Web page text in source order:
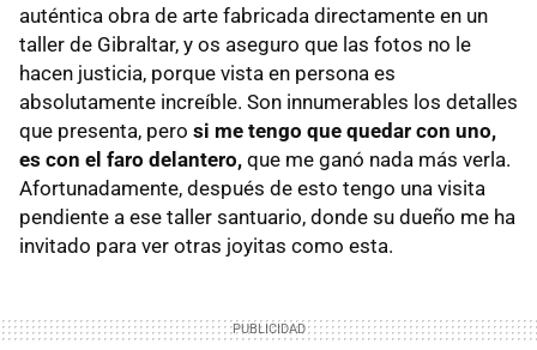
auténtica obra de arte fabricada directamente en un
taller de Gibraltar, y os aseguro que las fotos no le
hacen justicia, porque vista en persona es
absolutamente increíble. Son innumerables los detalles
que presenta, pero si me tengo que quedar con uno,
es con el faro delantero, que me ganó nada más verla.
Afortunadamente, después de esto tengo una visita
pendiente a ese taller santuario, donde su dueño me ha
invitado para ver otras joyitas como esta.